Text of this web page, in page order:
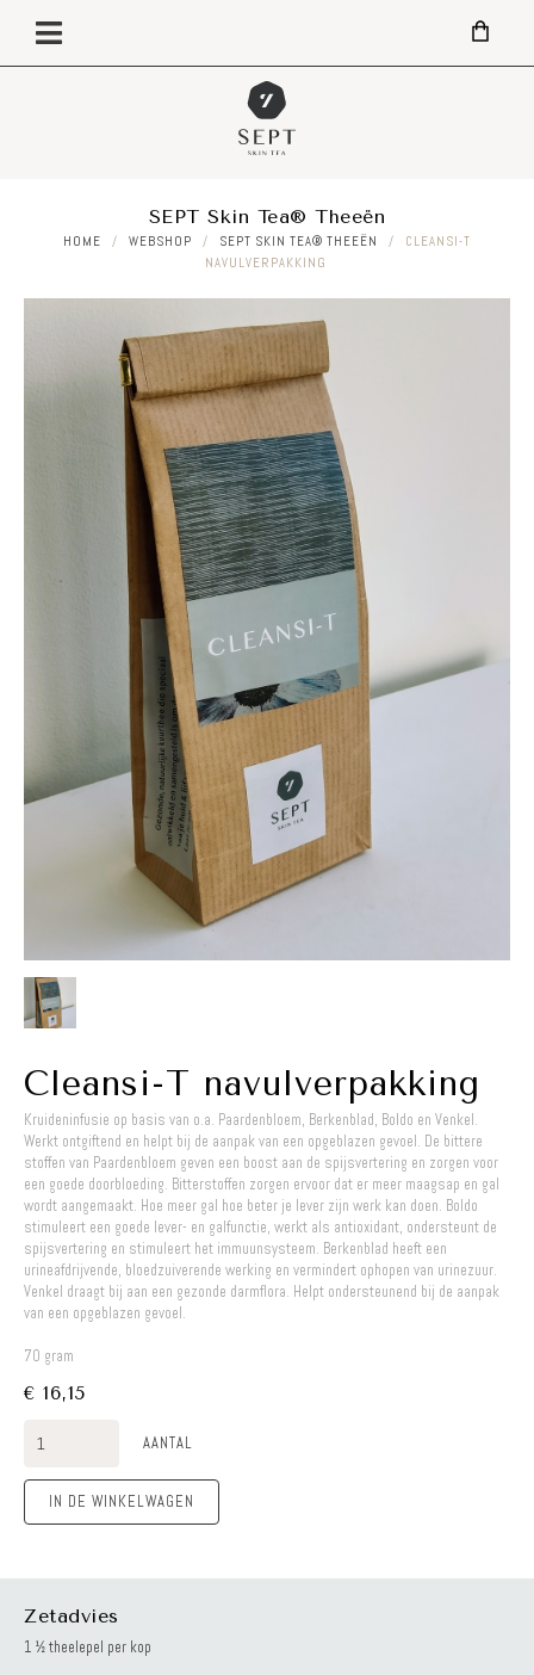
SEPT Skin Tea® Theeën
HOME / WEBSHOP / SEPT SKIN TEA® THEEËN / CLEANSI-T
NAVULVERPAKKING
Cleansi-T navulverpakking
Kruideninfusie op basis van o.a. Paardenbloem, Berkenblad, Boldo en Venkel.
Werkt ontgiftend en helpt bij de aanpak van een opgeblazen gevoel. De bittere
stoffen van Paardenbloem geven een boost aan de spijsvertering en zorgen voor
een goede doorbloeding. Bitterstoffen zorgen ervoor dat er meer maagsap en gal
wordt aangemaakt. Hoe meer gal hoe beter je lever zijn werk kan doen. Boldo
stimuleert een goede lever- en galfunctie, werkt als antioxidant, ondersteunt de
spijsvertering en stimuleert het immuunsysteem. Berkenblad heeft een
urineafdrijvende, bloedzuiverende werking en vermindert ophopen van urinezuur.
Venkel draagt bij aan een gezonde darmflora. Helpt ondersteunend bij de aanpak
van een opgeblazen gevoel.
70 gram
€ 16,15
AANTAL
IN DE WINKELWAGEN
Zetadvies
1 ½ theelepel per kop